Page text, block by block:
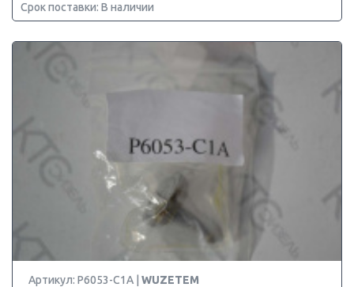
Срок поставки: В наличии
Артикул: P6053-C1A | WUZETEM